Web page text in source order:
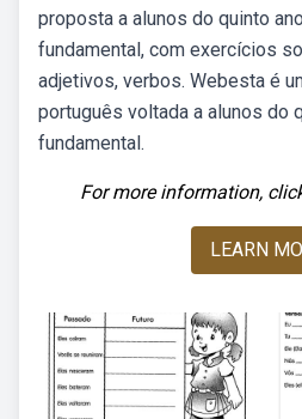
proposta a alunos do quinto
fundamental, com exercícios
adjetivos, verbos. Webesta é
português voltada a alunos do
fundamental.
For more information,
LEARN